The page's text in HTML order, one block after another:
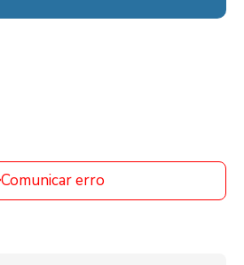
Comunicar erro